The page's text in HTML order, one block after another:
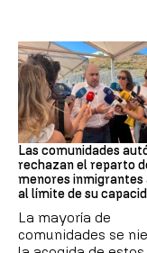
Crisis Migratoria
Las comunidades
rechazan el reparto
menores inmigrantes
al límite de su
La mayoría de
comunidades se